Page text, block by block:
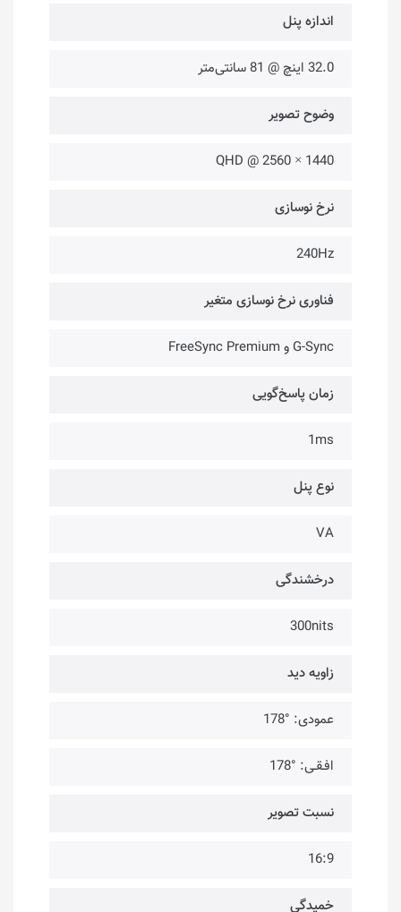
اندازه پنل
32.0 اینچ @ 81 سانتی‌متر
وضوح تصویر
QHD @ 2560 × 1440
نرخ نوسازی
240Hz
فناوری نرخ نوسازی متغیر
G-Sync و FreeSync Premium
زمان پاسخ‌گویی
1ms
نوع پنل
VA
درخشندگی
300nits
زاویه دید
عمودی: °178
افـقـی: °178
نسبت تصویر
16:9
خمیدگی